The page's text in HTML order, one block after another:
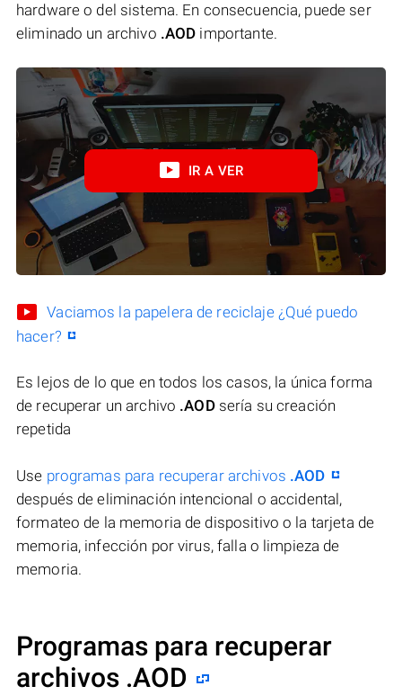
hardware o del sistema. En consecuencia, puede ser
eliminado un archivo .AOD importante.
IR A VER
Vaciamos la papelera de reciclaje ¿Qué puedo
hacer?
Es lejos de lo que en todos los casos, la única forma
de recuperar un archivo .AODsería su creación
repetida
Use programas para recuperar archivos .AOD
después de eliminación intencional o accidental,
formateo de la memoria de dispositivo o la tarjeta de
memoria, infección por virus, falla o limpieza de
memoria.
Programas para recuperar
archivos .AOD